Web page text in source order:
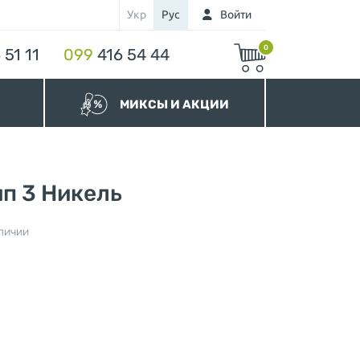
Рус
Укр Войти
11 099 416 54 44 0
МИКСЫ И АКЦИИ
3 Никель